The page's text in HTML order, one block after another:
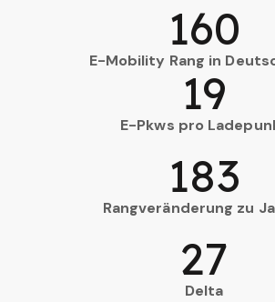
E-Mobility Rang in
160
E-Pkws pro
19
Rangveränderung zu
183
Delta
27